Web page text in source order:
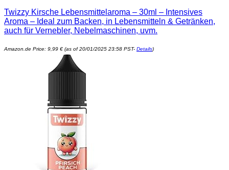
Twizzy Kirsche Lebensmittelaroma – 30ml – Intensives
Aroma – Ideal zum Backen, in Lebensmitteln & Getränken,
auch für Vernebler, Nebelmaschinen, uvm.
Amazon.de Price: 9,99 € (as of 20/01/2025 23:58 PST- Details)